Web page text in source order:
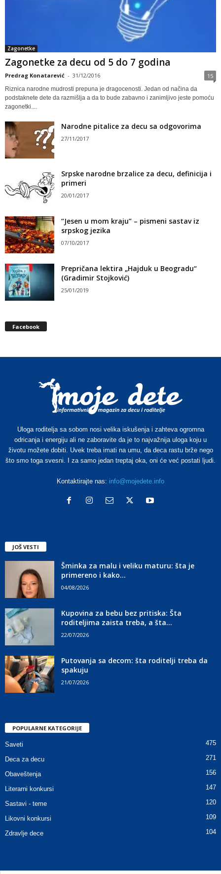
Zagonetke
Zagonetke za decu od 5 do 7 godina
Predrag Konatarević - 31/12/2016 15
Riznica narodne mudrosti prepuna je dragocenosti. Jedan od načina da
podstaknete dete da razmišlja a da to bude zabavno i zanimljivo jeste pomoću
zagonetki....
Narodne pitalice za decu sa odgovorima
27/11/2017
Srpske narodne brzalice za decu, definicija i
primeri
20/01/2017
“Jesen u mom kraju” – pismeni sastav iz
srpskog jezika
07/10/2017
Prepričana lektira „Hajduk u Beogradu“
(Gradimir Stojković)
25/01/2019
Facebook
Uloga roditelja sa sobom nosi velika iskušenja i zahteva ogromna
odricanja i energiju ali ne zaboravite da je to najvažnija uloga koju u
životu možete dobiti. Uvek treba imati na umu, da deca rastu brže nego
što smo toga svesni. I za samo jedan treptaj oka, oni će već postati ljudi.
Kontaktirajte nas: info@mojedete.info
JOŠ VESTI
Šminka za malu i veliku maturu: šta je
primereno i kako...
04/08/2026
Kupovina za bebu bez pritiska: Šta
roditeljima zaista treba, a šta...
22/07/2026
Putovanja sa decom: šta roditelji treba da
spakuju
21/07/2026
POPULARNE KATEGORIJE
Saveti 475
Deca za decu 271
Obaveštenja 156
Literarni konkursi 147
Sastavi - teme 120
Likovni konkursi 109
Zdravlje dece 104